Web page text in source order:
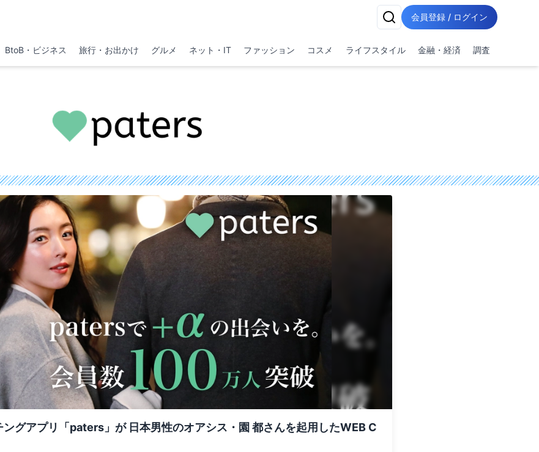
会員登録 / ログイン
BtoB・ビジネス 旅行・お出かけ グルメ ネット・IT ファッション コスメ ライフスタイル 金融・経済 調査
グアプリ「paters」が 日本男性のオアシス・園 都さんを起用したWEB C